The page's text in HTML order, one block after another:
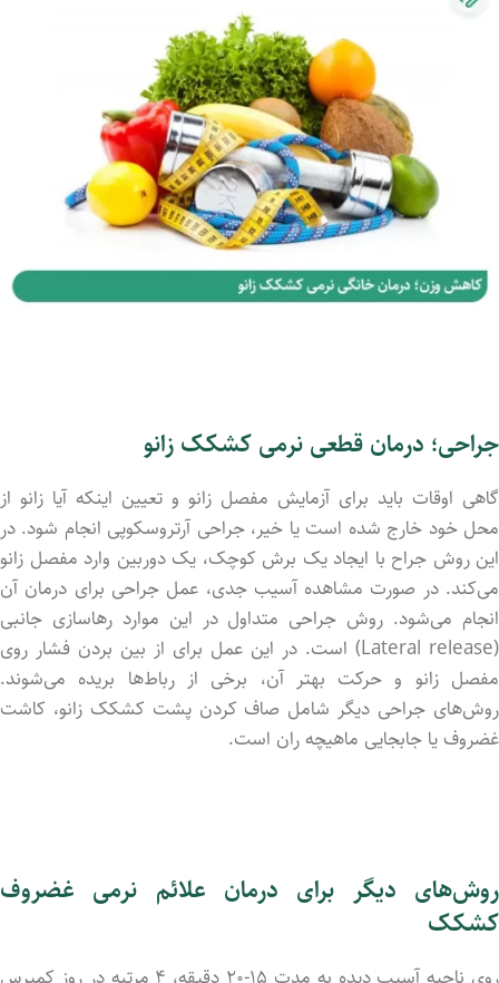
جراحی؛ درمان قطعی نرمی کشکک زانو
گاهی اوقات باید برای آزمایش مفصل زانو و تعیین اینکه آیا زانو از
محل خود خارج شد‌ه است یا خیر، جراحی آرتروسکوپی انجام شود. در
این روش جراح با ایجاد یک برش کوچک، یک دوربین وارد مفصل زانو
می‌کند. در صورت مشاهده آسیب جدی، عمل جراحی برای درمان آن
انجام می‌شود. روش جراحی متداول در این موارد رهاسازی جانبی
(Lateral release) است. در این عمل برای از بین برد‌ن فشار روی
مفصل زانو و حرکت بهتر آن، برخی از رباط‌ها برید‌ه می‌شوند.
روش‌های جراحی دیگر شامل صاف کردن پشت کشکک زانو، کاشت
غضروف یا جابجایی ماهیچه ران است.
روش‌های دیگر برای درمان علائم نرمی غضروف
کشکک